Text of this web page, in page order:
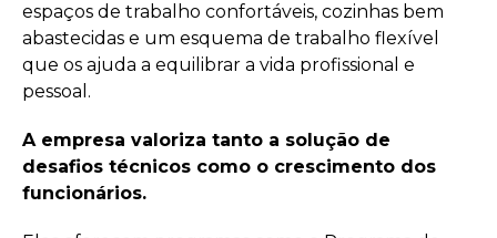
espaços de trabalho confortáveis, cozinhas bem
abastecidas e um esquema de trabalho flexível
que os ajuda a equilibrar a vida profissional e
pessoal.
A empresa valoriza tanto a solução de
desafios técnicos como o crescimento dos
funcionários.